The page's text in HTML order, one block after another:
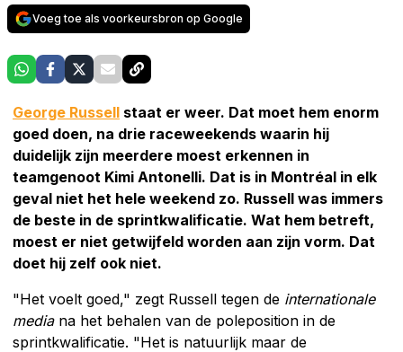
Voeg toe als voorkeursbron op Google
George Russell staat er weer. Dat moet hem enorm
goed doen, na drie raceweekends waarin hij
duidelijk zijn meerdere moest erkennen in
teamgenoot Kimi Antonelli. Dat is in Montréal in elk
geval niet het hele weekend zo. Russell was immers
de beste in de sprintkwalificatie. Wat hem betreft,
moest er niet getwijfeld worden aan zijn vorm. Dat
doet hij zelf ook niet.
"Het voelt goed," zegt Russell tegen de internationale
mediana het behalen van de poleposition in de
sprintkwalificatie. "Het is natuurlijk maar de